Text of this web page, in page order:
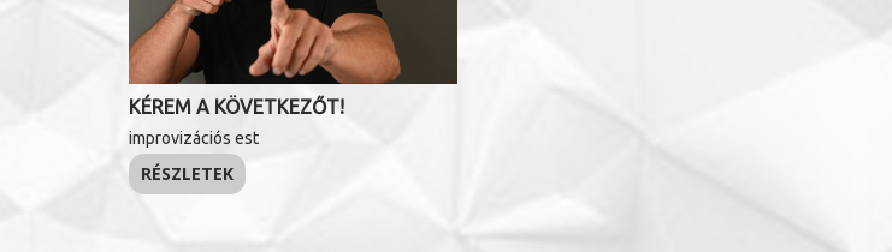
KÉREM A KÖVETKEZŐT!
improvizációs est
RÉSZLETEK